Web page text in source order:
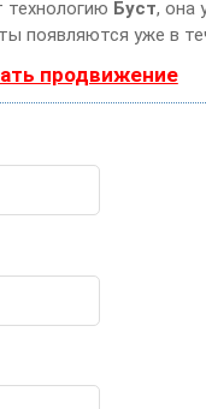
технологию Буст, она
появляются уже в
продвижение